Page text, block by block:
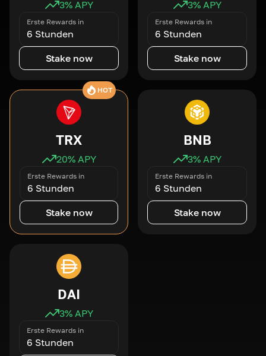
3% APY
Erste Rewards in
6 Stunden
Stake now
3% APY
Erste Rewards in
6 Stunden
Stake now
HOT
TRX
20% APY
Erste Rewards in
6 Stunden
Stake now
BNB
3% APY
Erste Rewards in
6 Stunden
Stake now
DAI
3% APY
Erste Rewards in
6 Stunden